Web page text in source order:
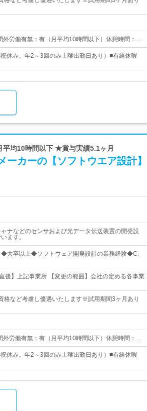
労働有無：有（月平均10時間以下）休憩時間：…
休み。年2～3回のみ土曜出勤日あり）■有給休暇
均10時間以下 ★賞与実績5.1ヶ月
カーの【ソフトウエア設計】
ナなどのセンサおよび光データ伝送装置の開発設
ます。
◆大卒以上◆ソフトウェア開発設計の業務経験◆C、
後】上記事業所 【変更の範囲】会社の定める各事業
など考慮し優遇いたします※試用期間3ヶ月あり
労働有無：有（月平均10時間以下）休憩時間：…
休み。年2～3回のみ土曜出勤日あり）■有給休暇